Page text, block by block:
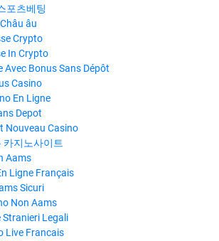
포츠베팅
âu
Crypto
In Crypto
Avec Bonus Sans Dépôt
Casino
En Ligne
Depot
Nouveau Casino
카지노사이트
Aams
Ligne Français
Sicuri
Non Aams
Stranieri Legali
Live Francais